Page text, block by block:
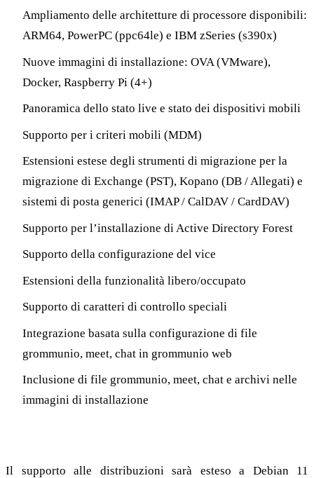
Ampliamento delle architetture di processore disponibili:
ARM64, PowerPC (ppc64le) e IBM zSeries (s390x)
Nuove immagini di installazione: OVA (VMware),
Docker, Raspberry Pi (4+)
Panoramica dello stato live e stato dei dispositivi mobili
Supporto per i criteri mobili (MDM)
Estensioni estese degli strumenti di migrazione per la
migrazione di Exchange (PST), Kopano (DB / Allegati) e
sistemi di posta generici (IMAP / CalDAV / CardDAV)
Supporto per l’installazione di Active Directory Forest
Supporto della configurazione del vice
Estensioni della funzionalità libero/occupato
Supporto di caratteri di controllo speciali
Integrazione basata sulla configurazione di file
grommunio, meet, chat in grommunio web
Inclusione di file grommunio, meet, chat e archivi nelle
immagini di installazione
Il supporto alle distribuzioni sarà esteso a Debian 11